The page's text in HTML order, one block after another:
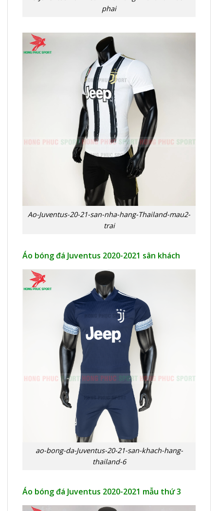
phai
Ao-Juventus-20-21-san-nha-hang-Thailand-mau2-
trai
Áo bóng đá Juventus 2020-2021 sân khách
ao-bong-da-Juventus-20-21-san-khach-hang-
thailand-6
Áo bóng đá Juventus 2020-2021 mẫu thứ 3